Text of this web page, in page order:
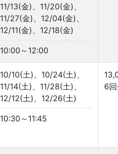
11/13(金)、11/20(金)、
11/27(金)、12/04(金)、
12/11(金)、12/18(金)
10:00～12:00
10/10(土)、10/24(土)、
11/14(土)、11/28(土)、
12/12(土)、12/26(土)
10:30～11:45
6